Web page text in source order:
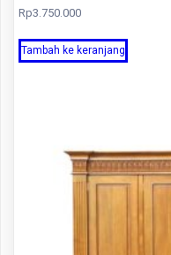
Rp3.750.000
Tambah ke keranjang